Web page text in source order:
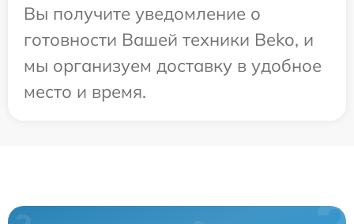
Вы получите уведомление о
готовности Вашей техники Beko, и
мы организуем доставку в удобное
место и время.